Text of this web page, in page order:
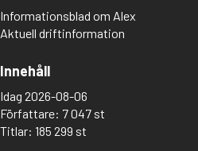
Informationsblad om Alex
Aktuell driftinformation
Innehåll
Idag 2026-08-06
Författare: 7 047 st
Titlar: 185 299 st